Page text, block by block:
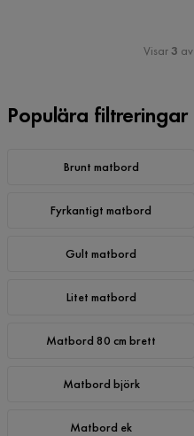
Visar3 av
Populära filtreringar
Brunt matbord
Fyrkantigt matbord
Gult matbord
Litet matbord
Matbord 80 cm brett
Matbord björk
Matbord ek